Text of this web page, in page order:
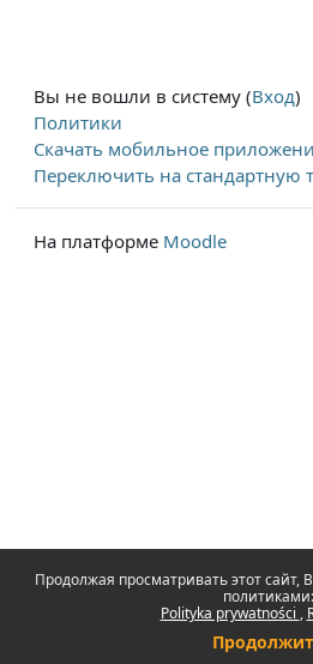
Продолжая просматривать этот
политиками:
Polityka prywatności
Вы не вошли в систему (Вход)
Политики
Скачать мобильное
Переключить на стандартную
На платформе Moodle